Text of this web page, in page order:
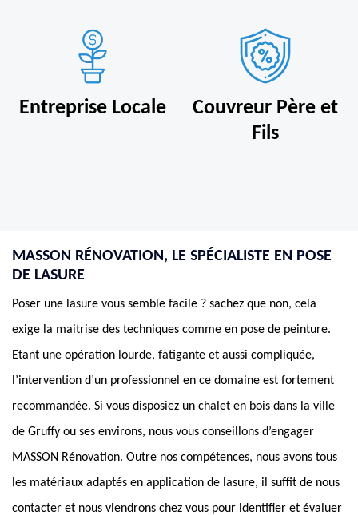
Entreprise Locale
Couvreur Père et
Fils
MASSON RÉNOVATION, LE SPÉCIALISTE EN POSE
DE LASURE
Poser une lasure vous semble facile ? sachez que non, cela
exige la maitrise des techniques comme en pose de peinture.
Etant une opération lourde, fatigante et aussi compliquée,
l’intervention d’un professionnel en ce domaine est fortement
recommandée. Si vous disposiez un chalet en bois dans la ville
de Gruffy ou ses environs, nous vous conseillons d’engager
MASSON Rénovation. Outre nos compétences, nous avons tous
les matériaux adaptés en application de lasure, il suffit de nous
contacter et nous viendrons chez vous pour identifier et évaluer